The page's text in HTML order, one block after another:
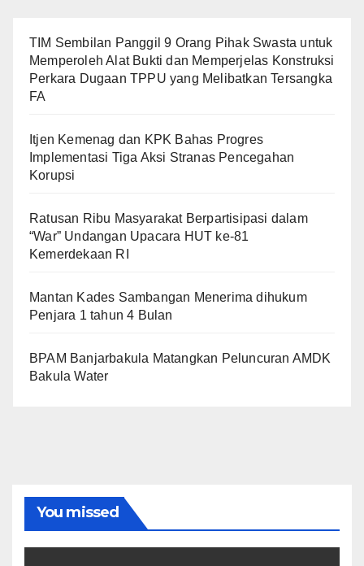
TIM Sembilan Panggil 9 Orang Pihak Swasta untuk
Memperoleh Alat Bukti dan Memperjelas Konstruksi
Perkara Dugaan TPPU yang Melibatkan Tersangka
FA
Itjen Kemenag dan KPK Bahas Progres
Implementasi Tiga Aksi Stranas Pencegahan
Korupsi
Ratusan Ribu Masyarakat Berpartisipasi dalam
“War” Undangan Upacara HUT ke-81
Kemerdekaan RI
Mantan Kades Sambangan Menerima dihukum
Penjara 1 tahun 4 Bulan
BPAM Banjarbakula Matangkan Peluncuran AMDK
Bakula Water
You missed